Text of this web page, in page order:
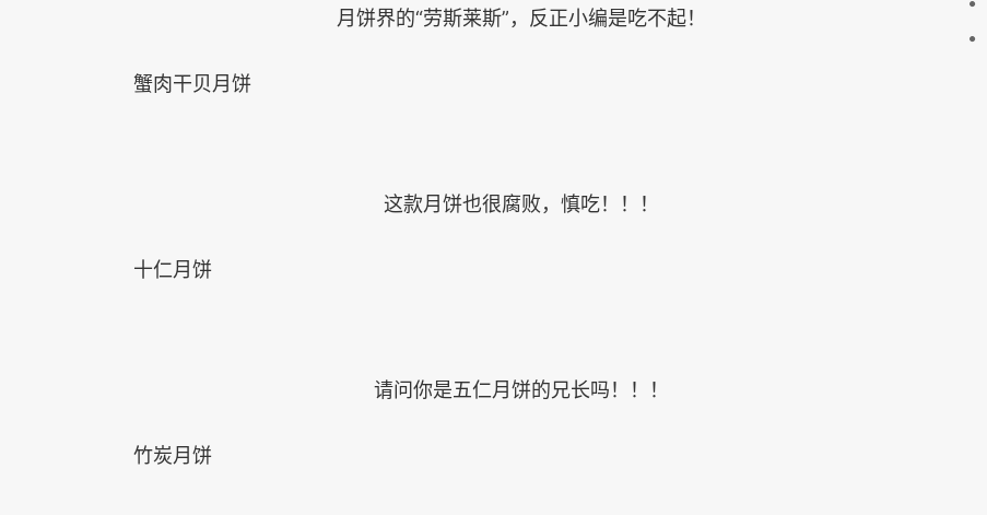
月饼界的“劳斯莱斯”，反正小编是吃不起！
蟹肉干贝月饼
这款月饼也很腐败，慎吃！！！
十仁月饼
请问你是五仁月饼的兄长吗！！！
竹炭月饼